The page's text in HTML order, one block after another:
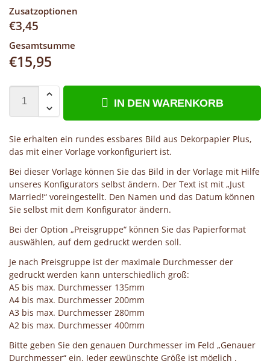
Zusatzoptionen
€3,45
Gesamtsumme
€15,95
IN DEN WARENKORB
Sie erhalten ein rundes essbares Bild aus Dekorpapier Plus,
das mit einer Vorlage vorkonfiguriert ist.
Bei dieser Vorlage können Sie das Bild in der Vorlage mit Hilfe
unseres Konfigurators selbst ändern. Der Text ist mit „Just
Married!“ voreingestellt. Den Namen und das Datum können
Sie selbst mit dem Konfigurator ändern.
Bei der Option „Preisgruppe“ können Sie das Papierformat
auswählen, auf dem gedruckt werden soll.
Je nach Preisgruppe ist der maximale Durchmesser der
gedruckt werden kann unterschiedlich groß:
A5 bis max. Durchmesser 135mm
A4 bis max. Durchmesser 200mm
A3 bis max. Durchmesser 280mm
A2 bis max. Durchmesser 400mm
Bitte geben Sie den genauen Durchmesser im Feld „Genauer
Durchmesser“ ein. Jeder gewünschte Größe ist möglich .